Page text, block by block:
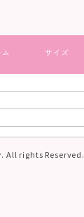
. All rights Reserved.